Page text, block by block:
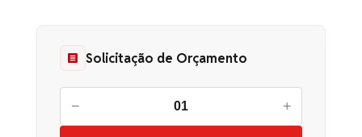
Solicitação de Orçamento
− +